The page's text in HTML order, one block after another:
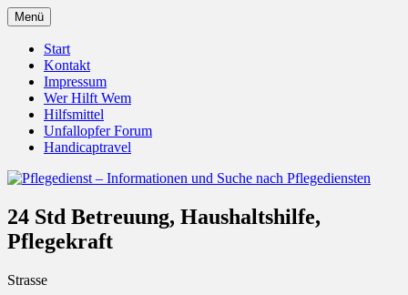
Zum
Inhalt
springen
Pflegedienst – Informationen
und Suche nach Pflegediensten
Unfallopfer – Hilfswerk
Menü
Start
Kontakt
Impressum
Wer Hilft Wem
Hilfsmittel
Unfallopfer Forum
Handicaptravel
24 Std Betreuung, Haushaltshilfe,
Pflegekraft
Strasse